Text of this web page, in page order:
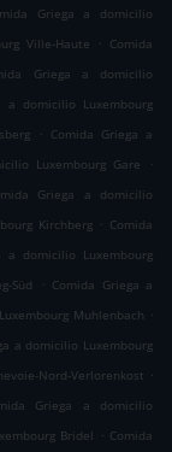
Griega a domicilio
Ville-Haute . Comida
Griega a domicilio
a domicilio Luxembourg
. Comida Griega a
Luxembourg Gare
.
Griega a domicilio
Kirchberg . Comida
a domicilio Luxembourg
Süd . Comida Griega a
Muhlenbach .
a domicilio Luxembourg
Nord-Verlorenkost .
Griega a domicilio
Bridel . Comida